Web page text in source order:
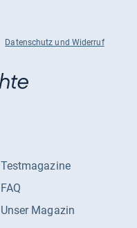
Datenschutz und Widerruf
Testmagazine
FAQ
Unser Magazin